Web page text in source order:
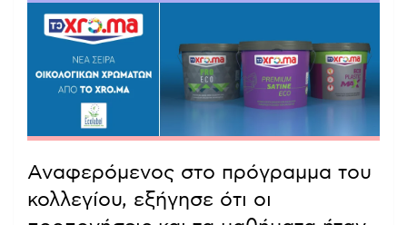
Αναφερόμενος στο πρόγραμμα του
κολλεγίου, εξήγησε ότι οι